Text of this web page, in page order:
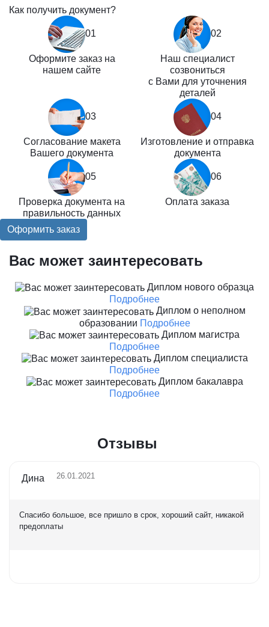
Как получить документ?
01
Оформите заказ на
нашем сайте
02
Наш специалист
созвониться
с Вами для уточнения
деталей
03
Согласование макета
Вашего документа
04
Изготовление и отправка
документа
05
Проверка документа на
правильность данных
06
Оплата заказа
Оформить заказ
Вас может заинтересовать
Диплом нового образца
Подробнее
Диплом о неполном
образовании Подробнее
Диплом магистра
Подробнее
Диплом специалиста
Подробнее
Диплом бакалавра
Подробнее
Отзывы
Дина 26.01.2021
Спасибо большое, все пришло в срок, хороший сайт, никакой
предоплаты